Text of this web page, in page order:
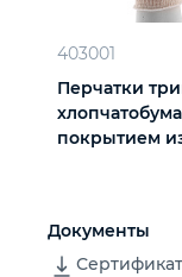
403001
Перчатки
покрытием из
Документы